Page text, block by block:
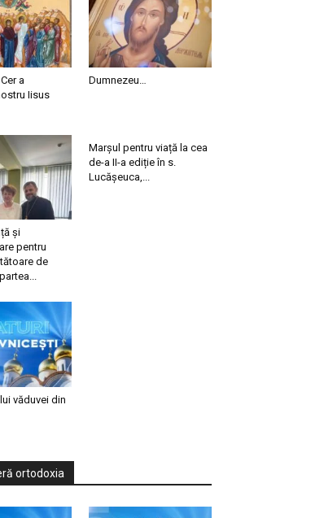
a
Iisus
Dumnezeu…
și
pentru
de
Marșul pentru viață la cea
de-a II-a ediție în s.
Lucășeuca,...
văduvei din
ortodoxia